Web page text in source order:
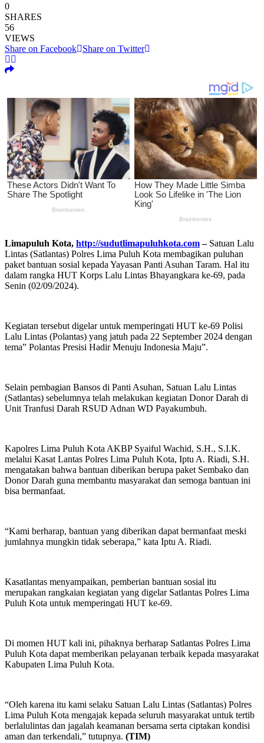
0
SHARES
56
VIEWS
Share on Facebook
Share on Twitter
Limapuluh Kota, http://sudutlimapuluhkota.com–Satuan Lalu
Lintas (Satlantas) Polres Lima Puluh Kota membagikan puluhan
paket bantuan sosial kepada Yayasan Panti Asuhan Taram. Hal itu
dalam rangka HUT Korps Lalu Lintas Bhayangkara ke-69, pada
Senin (02/09/2024).
Kegiatan tersebut digelar untuk memperingati HUT ke-69 Polisi
Lalu Lintas (Polantas) yang jatuh pada 22 September 2024 dengan
tema” Polantas Presisi Hadir Menuju Indonesia Maju”.
Selain pembagian Bansos di Panti Asuhan, Satuan Lalu Lintas
(Satlantas) sebelumnya telah melakukan kegiatan Donor Darah di
Unit Tranfusi Darah RSUD Adnan WD Payakumbuh.
Kapolres Lima Puluh Kota AKBP Syaiful Wachid, S.H., S.I.K.
melalui Kasat Lantas Polres Lima Puluh Kota, Iptu A. Riadi, S.H.
mengatakan bahwa bantuan diberikan berupa paket Sembako dan
Donor Darah guna membantu masyarakat dan semoga bantuan ini
bisa bermanfaat.
“Kami berharap, bantuan yang diberikan dapat bermanfaat meski
jumlahnya mungkin tidak seberapa,” kata Iptu A. Riadi.
Kasatlantas menyampaikan, pemberian bantuan sosial itu
merupakan rangkaian kegiatan yang digelar Satlantas Polres Lima
Puluh Kota untuk memperingati HUT ke-69.
Di momen HUT kali ini, pihaknya berharap Satlantas Polres Lima
Puluh Kota dapat memberikan pelayanan terbaik kepada masyarakat
Kabupaten Lima Puluh Kota.
“Oleh karena itu kami selaku Satuan Lalu Lintas (Satlantas) Polres
Lima Puluh Kota mengajak kepada seluruh masyarakat untuk tertib
berlalulintas dan jagalah keamanan bersama serta ciptakan kondisi
aman dan terkendali,” tutupnya. (TIM)